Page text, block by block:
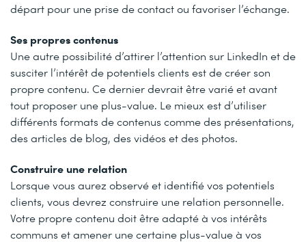
départ pour une prise de contact ou favoriser l’échange.
Ses propres contenus
Une autre possibilité d’attirer l’attention sur LinkedIn et de
susciter l’intérêt de potentiels clients est de créer son
propre contenu. Ce dernier devrait être varié et avant
tout proposer une plus-value. Le mieux est d’utiliser
différents formats de contenus comme des présentations,
des articles de blog, des vidéos et des photos.
Construire une relation
Lorsque vous aurez observé et identifié vos potentiels
clients, vous devrez construire une relation personnelle.
Votre propre contenu doit être adapté à vos intérêts
communs et amener une certaine plus-value à vos